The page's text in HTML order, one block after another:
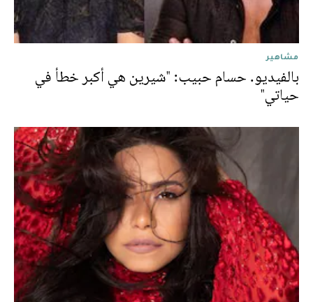
مشاهير
بالفيديو. حسام حبيب: "شيرين هي أكبر خطأ في
حياتي"